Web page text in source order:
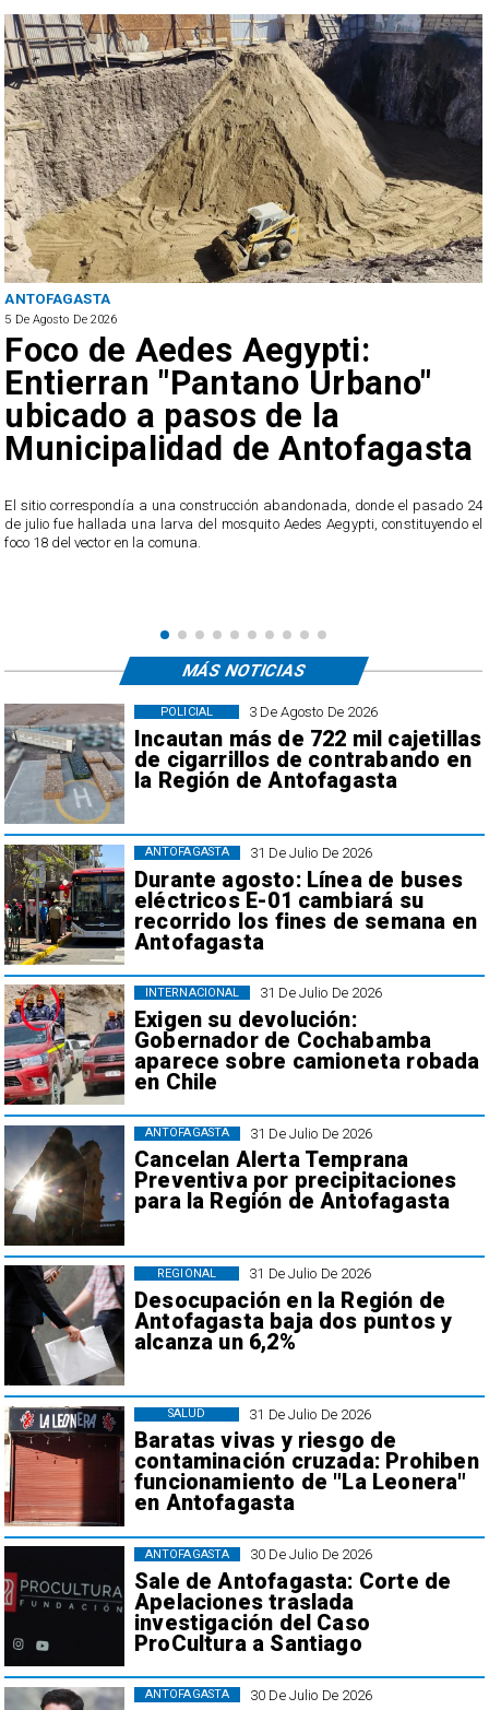
el
REGIONAL
5 De Agosto De 2026
Hasta 80 km/h: Actualizan
Alerta Temprana Preventiva
por viento en la Región de
Antofagasta
A partir de este miércoles, se pronostica el desarrollo de viento normal
moderado en los sectores de cordillera de la Costa y la cordillera de toda
región.
3 De Agosto De 2026
Incautan más de 722 mil cajetillas
de cigarrillos de contrabando en
la Región de Antofagasta
POLICIAL
31 De Julio De 2026
Durante agosto: Línea de buses
eléctricos E-01 cambiará su
recorrido los fines de semana en
Antofagasta
ANTOFAGASTA
31 De Julio De 2026
Exigen su devolución:
Gobernador de Cochabamba
aparece sobre camioneta robada
en Chile
INTERNACIONAL
31 De Julio De 2026
Cancelan Alerta Temprana
Preventiva por precipitaciones
para la Región de Antofagasta
ANTOFAGASTA
31 De Julio De 2026
Desocupación en la Región de
Antofagasta baja dos puntos y
alcanza un 6,2%
REGIONAL
31 De Julio De 2026
Baratas vivas y riesgo de
contaminación cruzada: Prohiben
funcionamiento de "La Leonera"
en Antofagasta
SALUD
30 De Julio De 2026
Sale de Antofagasta: Corte de
Apelaciones traslada
investigación del Caso
ProCultura a Santiago
ANTOFAGASTA
30 De Julio De 2026
ANTOFAGASTA
MÁS NOTICIAS